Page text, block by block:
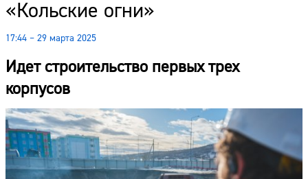
«Кольские огни»
17:44 – 29 марта 2025
Идет строительство первых трех
корпусов
Погода
Курсы валют